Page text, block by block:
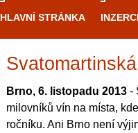
HLAVNÍ STRÁNKA
Brno, 6. listopadu 2013 -
milovníků vín na místa,
ročníku. Ani Brno není